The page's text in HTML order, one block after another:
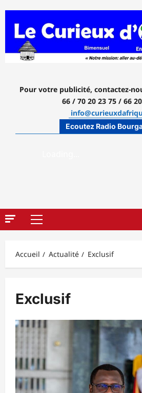
contenu
Pour votre publicité, contactez-
66 / 70 20 23 75 / 66
Ecoutez Radio
Menu
Accueil
Actualité Exclusif
Exclusif